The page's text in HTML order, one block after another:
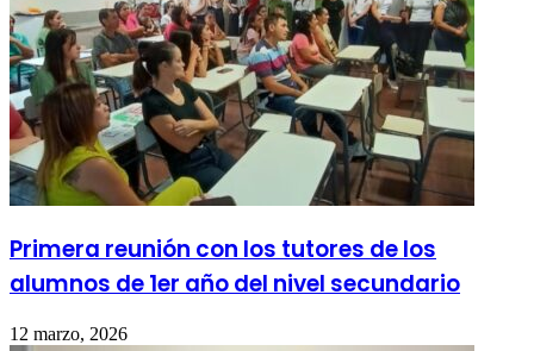
Primera reunión con los tutores de los
alumnos de 1er año del nivel secundario
12 marzo, 2026